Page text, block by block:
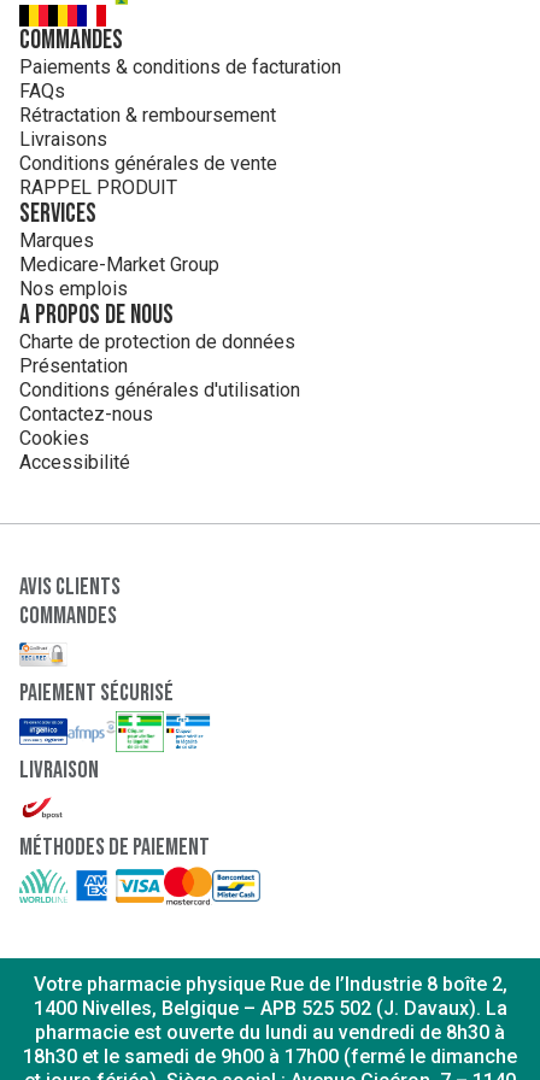
Commandes
Paiements & conditions de facturation
FAQs
Rétractation & remboursement
Livraisons
Conditions générales de vente
RAPPEL PRODUIT
Services
Marques
Medicare-Market Group
Nos emplois
A propos de nous
Charte de protection de données
Présentation
Conditions générales d'utilisation
Contactez-nous
Cookies
Accessibilité
Avis clients
Commandes
paiement sécurisé
Livraison
Méthodes de paiement
Votre pharmacie physique Rue de l’Industrie 8 boîte 2,
1400 Nivelles, Belgique – APB 525 502 (J. Davaux). La
pharmacie est ouverte du lundi au vendredi de 8h30 à
18h30 et le samedi de 9h00 à 17h00 (fermé le dimanche